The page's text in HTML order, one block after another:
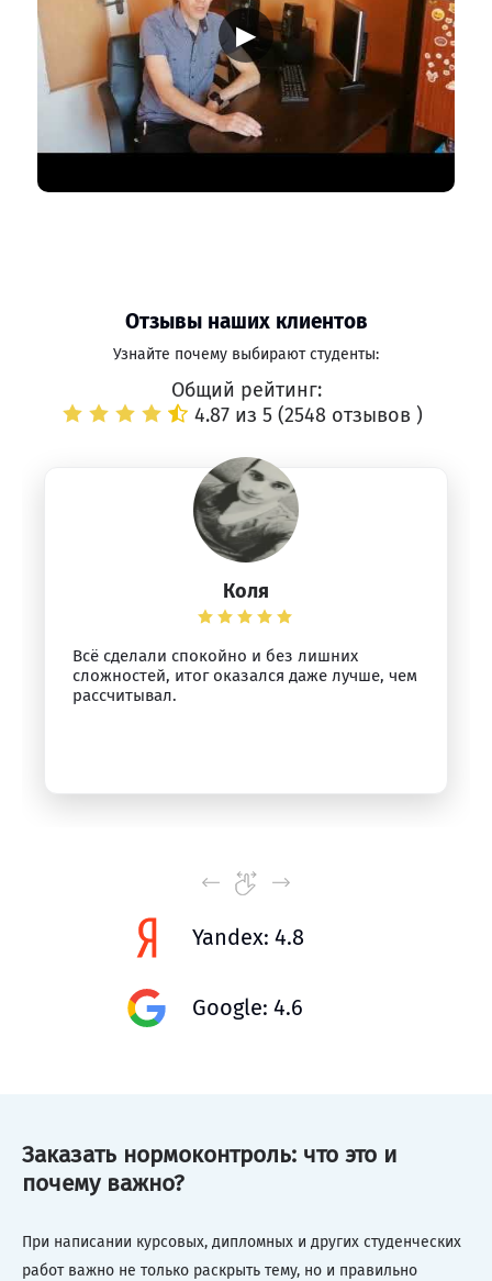
▶
Отзывы наших клиентов
Узнайте почему выбирают студенты:
Общий рейтинг:
4.87 из 5 (2548 отзывов )
Коля
Всё сделали спокойно и без лишних
сложностей, итог оказался даже лучше, чем
рассчитывал.
Yandex: 4.8
Google: 4.6
Заказать нормоконтроль: что это и
почему важно?
При написании курсовых, дипломных и других студенческих
работ важно не только раскрыть тему, но и правильно